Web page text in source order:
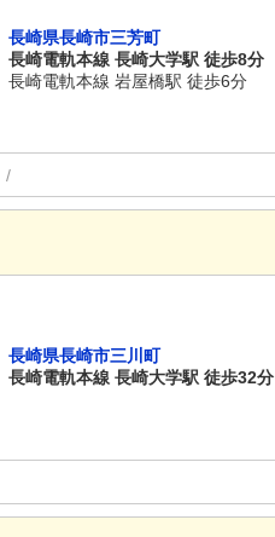
長崎県長崎市三芳町
長崎電軌本線 長崎大学駅 徒歩8分
長崎電軌本線 岩屋橋駅 徒歩6分
長崎県長崎市三川町
長崎電軌本線 長崎大学駅 徒歩32分